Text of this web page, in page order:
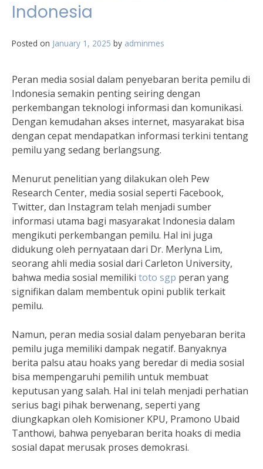
Indonesia
Posted on January 1, 2025 by adminmes
Peran media sosial dalam penyebaran berita pemilu di
Indonesia semakin penting seiring dengan
perkembangan teknologi informasi dan komunikasi.
Dengan kemudahan akses internet, masyarakat bisa
dengan cepat mendapatkan informasi terkini tentang
pemilu yang sedang berlangsung.
Menurut penelitian yang dilakukan oleh Pew
Research Center, media sosial seperti Facebook,
Twitter, dan Instagram telah menjadi sumber
informasi utama bagi masyarakat Indonesia dalam
mengikuti perkembangan pemilu. Hal ini juga
didukung oleh pernyataan dari Dr. Merlyna Lim,
seorang ahli media sosial dari Carleton University,
bahwa media sosial memiliki toto sgp peran yang
signifikan dalam membentuk opini publik terkait
pemilu.
Namun, peran media sosial dalam penyebaran berita
pemilu juga memiliki dampak negatif. Banyaknya
berita palsu atau hoaks yang beredar di media sosial
bisa mempengaruhi pemilih untuk membuat
keputusan yang salah. Hal ini telah menjadi perhatian
serius bagi pihak berwenang, seperti yang
diungkapkan oleh Komisioner KPU, Pramono Ubaid
Tanthowi, bahwa penyebaran berita hoaks di media
sosial dapat merusak proses demokrasi.